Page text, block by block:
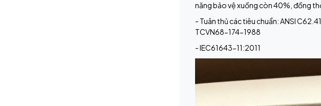
năng bảo vệ xuống còn 40%, đồng
- Tuân thủ các tiêu chuẩn: ANSI
TCVN68-174-1988
- IEC61643-11:2011